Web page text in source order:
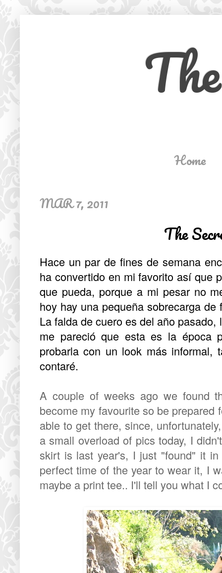
Home
MAR 7, 2011
The
Hace un par de fines de semana
ha convertido en mi favorito así que
que pueda, porque a mi pesar no
hoy hay una pequeña sobrecarga
La falda de cuero es del año
me pareció que esta es la época
probarla con un look más
contaré.
A couple of weeks ago we found
become my favourite so be
able to get there, since,
a small overload of pics today, I
skirt is last year's, I just "found" it
perfect time of the year to wear it, I
maybe a print tee.. I'll tell you what I